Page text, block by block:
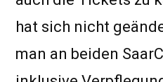
hat sich nicht
man an beiden